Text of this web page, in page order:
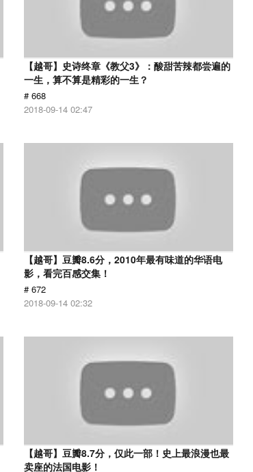
【越哥】史诗终章《教父3》：酸甜苦辣都尝遍的
一生，算不算是精彩的一生？
# 668
2018-09-14 02:47
【越哥】豆瓣8.6分，2010年最有味道的华语电
影，看完百感交集！
# 672
2018-09-14 02:32
【越哥】豆瓣8.7分，仅此一部！史上最浪漫也最
卖座的法国电影！